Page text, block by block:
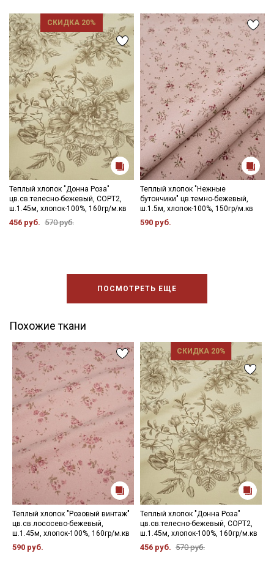
СКИДКА 20%
Теплый хлопок "Донна Роза"
цв.св.телесно-бежевый, СОРТ2,
ш.1.45м, хлопок-100%, 160гр/м.кв
456 руб. 570 руб.
Теплый хлопок "Нежные
бутончики" цв.темно-бежевый,
ш.1.5м, хлопок-100%, 150гр/м.кв
590 руб.
ПОСМОТРЕТЬ ЕЩЕ
Похожие ткани
Теплый хлопок "Розовый винтаж"
цв.св.лососево-бежевый,
ш.1.45м, хлопок-100%, 160гр/м.кв
590 руб.
СКИДКА 20%
Теплый хлопок "Донна Роза"
цв.св.телесно-бежевый, СОРТ2,
ш.1.45м, хлопок-100%, 160гр/м.кв
456 руб. 570 руб.